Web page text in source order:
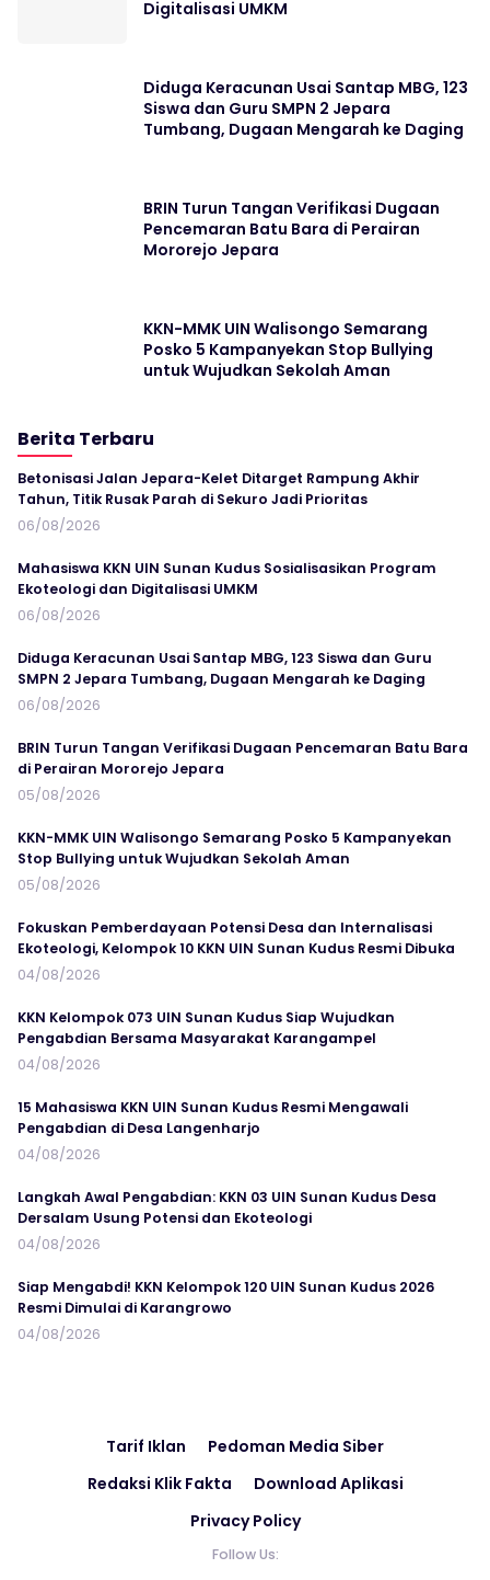
Digitalisasi UMKM
Diduga Keracunan Usai Santap MBG, 123
Siswa dan Guru SMPN 2 Jepara
Tumbang, Dugaan Mengarah ke Daging
BRIN Turun Tangan Verifikasi Dugaan
Pencemaran Batu Bara di Perairan
Mororejo Jepara
KKN-MMK UIN Walisongo Semarang
Posko 5 Kampanyekan Stop Bullying
untuk Wujudkan Sekolah Aman
Berita Terbaru
Betonisasi Jalan Jepara-Kelet Ditarget Rampung Akhir
Tahun, Titik Rusak Parah di Sekuro Jadi Prioritas
06/08/2026
Mahasiswa KKN UIN Sunan Kudus Sosialisasikan Program
Ekoteologi dan Digitalisasi UMKM
06/08/2026
Diduga Keracunan Usai Santap MBG, 123 Siswa dan Guru
SMPN 2 Jepara Tumbang, Dugaan Mengarah ke Daging
06/08/2026
BRIN Turun Tangan Verifikasi Dugaan Pencemaran Batu Bara
di Perairan Mororejo Jepara
05/08/2026
KKN-MMK UIN Walisongo Semarang Posko 5 Kampanyekan
Stop Bullying untuk Wujudkan Sekolah Aman
05/08/2026
Fokuskan Pemberdayaan Potensi Desa dan Internalisasi
Ekoteologi, Kelompok 10 KKN UIN Sunan Kudus Resmi Dibuka
04/08/2026
KKN Kelompok 073 UIN Sunan Kudus Siap Wujudkan
Pengabdian Bersama Masyarakat Karangampel
04/08/2026
15 Mahasiswa KKN UIN Sunan Kudus Resmi Mengawali
Pengabdian di Desa Langenharjo
04/08/2026
Langkah Awal Pengabdian: KKN 03 UIN Sunan Kudus Desa
Dersalam Usung Potensi dan Ekoteologi
04/08/2026
Siap Mengabdi! KKN Kelompok 120 UIN Sunan Kudus 2026
Resmi Dimulai di Karangrowo
04/08/2026
Tarif Iklan
Pedoman Media Siber
Redaksi Klik Fakta
Download Aplikasi
Privacy Policy
Follow Us: